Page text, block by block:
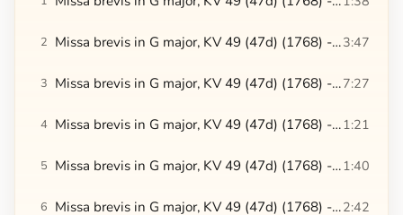
2 Missa brevis in G major, KV 49 (47d) (1768) - II. Gloria3:47
3 Missa brevis in G major, KV 49 (47d) (1768) - III. Credo7:27
4 Missa brevis in G major, KV 49 (47d) (1768) - IV. Sanctus1:21
5 Missa brevis in G major, KV 49 (47d) (1768) - V. Benedictus1:40
6 Missa brevis in G major, KV 49 (47d) (1768) - VI. Agnus Dei2:42